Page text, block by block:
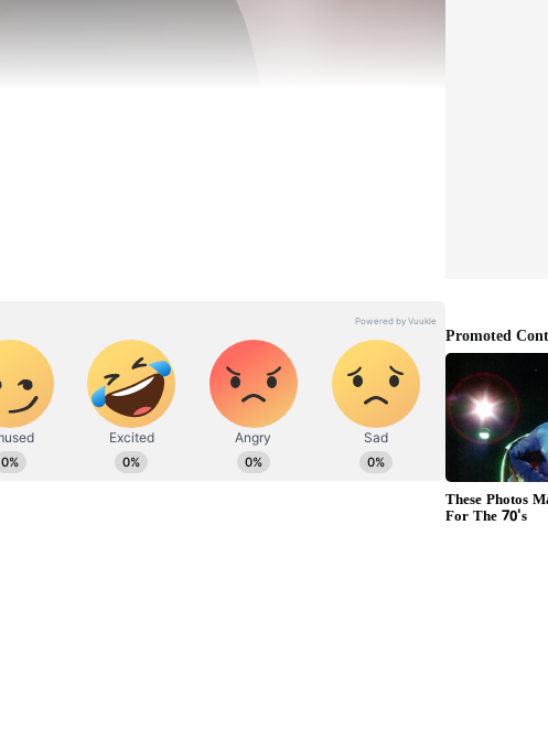
సినిమా ఆఫర్లు అందినా వాటి ఫలితాలు మాత్రం స్టార్
వైపు చూస్తోంది. భారీ ప్రాజెక్ట్స్ తెరపైకి వస్తున్న వేళ